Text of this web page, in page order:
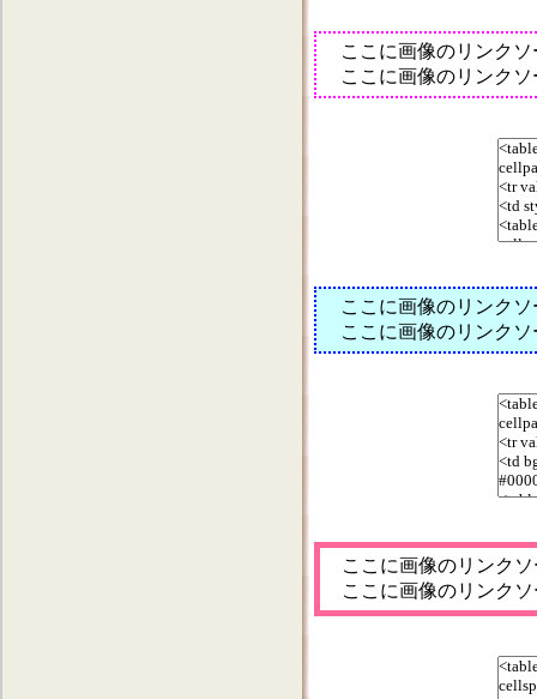
ここに画像のリンク
ここに画像のリンク
ここに画像のリンク
ここに画像のリンク
ここに画像のリンク
ここに画像のリンク